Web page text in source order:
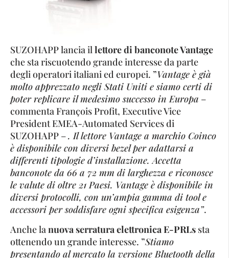
SUZOHAPP lancia illettore di banconote Vantage
che sta riscuotendo grande interesse da parte
degli operatori italiani ed europei. ”Vantage è già
molto apprezzato negli Stati Uniti e siamo certi di
poter replicare il medesimo successo in Europa –
commenta François Profit, Executive Vice
President EMEA-Automated Services di
SUZOHAPP –. Il lettore Vantage a marchio Coinco
è disponibile con diversi bezel per adattarsi a
differenti tipologie d’installazione. Accetta
banconote da 66 a 72 mm di larghezza e riconosce
le valute di oltre 21 Paesi. Vantage è disponibile in
diversi protocolli, con un’ampia gamma di tool e
accessori per soddisfare ogni specifica esigenza”.
Anche la nuova serratura elettronica E-PRLs sta
ottenendo un grande interesse. ”Stiamo
presentando al mercato la versione Bluetooth della